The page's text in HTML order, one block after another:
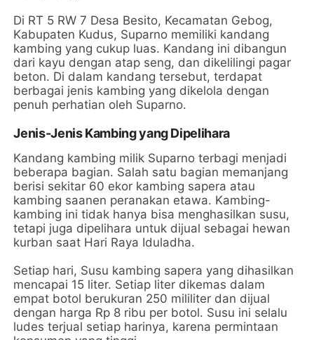
Di RT 5 RW 7 Desa Besito, Kecamatan Gebog,
Kabupaten Kudus, Suparno memiliki kandang
kambing yang cukup luas. Kandang ini dibangun
dari kayu dengan atap seng, dan dikelilingi pagar
beton. Di dalam kandang tersebut, terdapat
berbagai jenis kambing yang dikelola dengan
penuh perhatian oleh Suparno.
Jenis-Jenis Kambing yang Dipelihara
Kandang kambing milik Suparno terbagi menjadi
beberapa bagian. Salah satu bagian memanjang
berisi sekitar 60 ekor kambing sapera atau
kambing saanen peranakan etawa. Kambing-
kambing ini tidak hanya bisa menghasilkan susu,
tetapi juga dipelihara untuk dijual sebagai hewan
kurban saat Hari Raya Iduladha.
Setiap hari, Susu kambing sapera yang dihasilkan
mencapai 15 liter. Setiap liter dikemas dalam
empat botol berukuran 250 mililiter dan dijual
dengan harga Rp 8 ribu per botol. Susu ini selalu
ludes terjual setiap harinya, karena permintaan